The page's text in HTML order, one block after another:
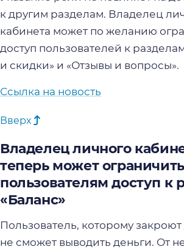
к другим разделам. Владелец
кабинета может по желанию
доступ пользователей к
и скидки» и «Отзывы и вопросы».
Ссылка на новость
Вверх
Владелец личного
теперь может
пользователям доступ к
«Баланс»
Пользователь, которому закроют
не сможет выводить деньги. От